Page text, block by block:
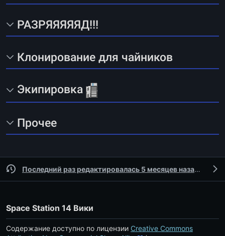
РАЗРЯЯЯЯЯД!!!
Клонирование для чайников
Экипировка
Прочее
Последний раз редактировалась 5 месяцев назад
Space Station 14 Вики
Содержание доступно по лицензии Creative Commons